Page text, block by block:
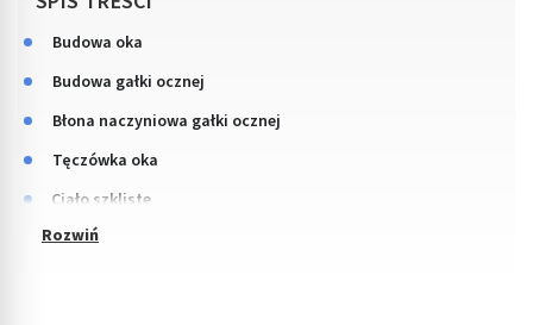
Budowa oka
Budowa gałki ocznej
Błona naczyniowa gałki ocznej
Tęczówka oka
Ciało szkliste